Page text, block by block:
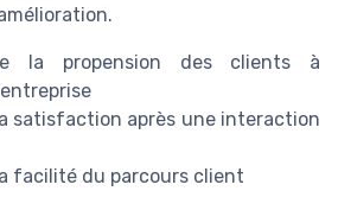
la propension des clients à
satisfaction après une interaction
facilité du parcours client